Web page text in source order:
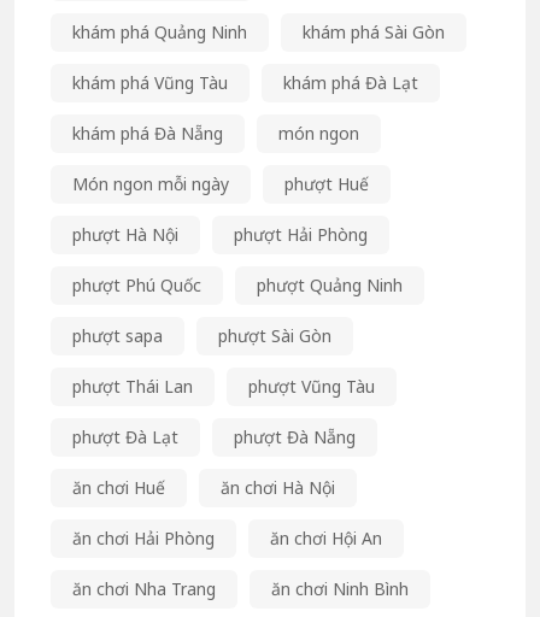
khám phá Quảng Ninh khám phá Sài Gòn
khám phá Vũng Tàu khám phá Đà Lạt
khám phá Đà Nẵng món ngon
Món ngon mỗi ngày phượt Huế
phượt Hà Nội phượt Hải Phòng
phượt Phú Quốc phượt Quảng Ninh
phượt sapa phượt Sài Gòn
phượt Thái Lan phượt Vũng Tàu
phượt Đà Lạt phượt Đà Nẵng
ăn chơi Huế ăn chơi Hà Nội
ăn chơi Hải Phòng ăn chơi Hội An
ăn chơi Nha Trang ăn chơi Ninh Bình